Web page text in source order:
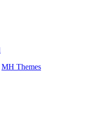
MH Themes